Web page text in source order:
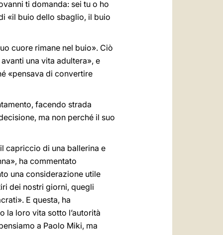
ti domanda: sei tu o ho
«il buio dello sbaglio, il buio
cuore rimane nel buio». Ciò
una vita adultera», e
«pensava di convertire
facendo strada
ma non perché il suo
capriccio di una ballerina e
ha commentato
una considerazione utile
dei nostri giorni, quegli
E questa, ha
la loro vita sotto l’autorità
a Paolo Miki, ma